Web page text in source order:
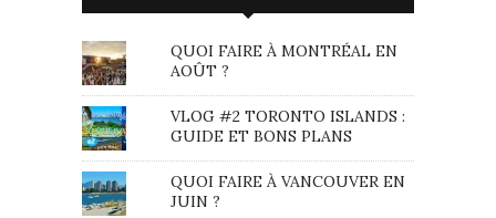
QUOI FAIRE À MONTRÉAL EN
AOÛT ?
VLOG #2 TORONTO ISLANDS :
GUIDE ET BONS PLANS
QUOI FAIRE À VANCOUVER EN
JUIN ?